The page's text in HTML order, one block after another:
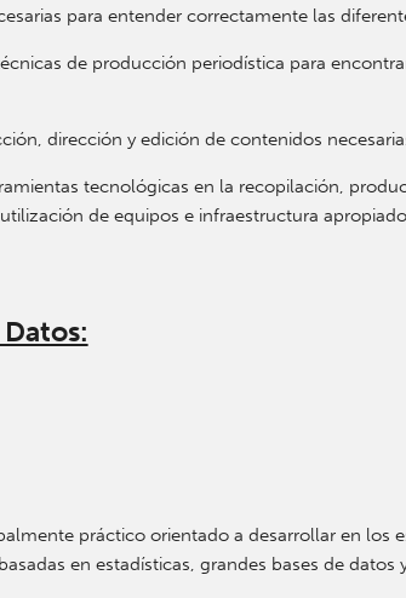
para entender correctamente las
de producción periodística para
dirección y edición de contenidos
tecnológicas en la recopilación,
de equipos e infraestructura
práctico orientado a desarrollar en
en estadísticas, grandes bases de